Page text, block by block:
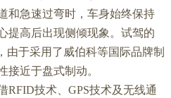
和急速过弯时，车身始终保持
提高后出现侧倾现象。试驾的
由于采用了威伯科等国际品牌制
接近于盘式制动。
RFID技术、GPS技术及无线通